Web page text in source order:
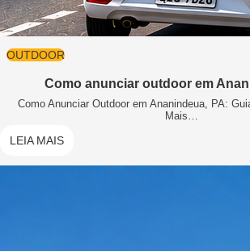
OUTDOOR
Como anunciar outdoor em
Como Anunciar Outdoor em Ananindeua, PA:
Mais…
LEIA MAIS